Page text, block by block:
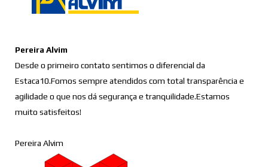
Pereira Alvim
Desde o primeiro contato sentimos o diferencial da
Estaca10.Fomos sempre atendidos com total transparência e
agilidade o que nos dá segurança e tranquilidade.Estamos
muito satisfeitos!
Pereira Alvim